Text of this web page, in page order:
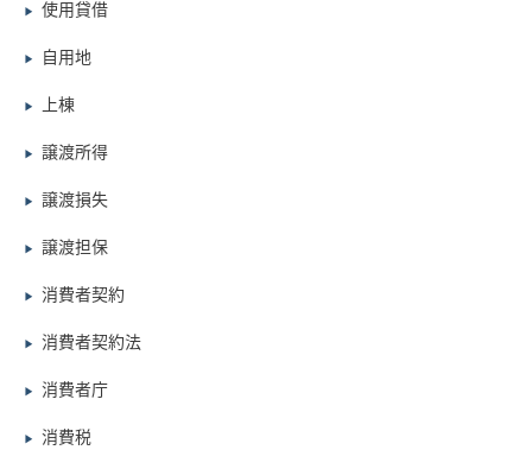
▶ 使用貸借
▶ 自用地
▶ 上棟
▶ 譲渡所得
▶ 譲渡損失
▶ 譲渡担保
▶ 消費者契約
▶ 消費者契約法
▶ 消費者庁
▶ 消費税